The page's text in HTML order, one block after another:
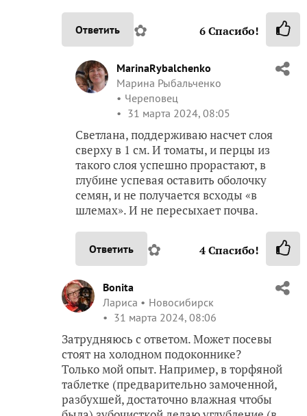
Ответить ✿ 6Спасибо!
MarinaRybalchenko
Марина Рыбальченко
Череповец
31 марта 2024, 08:05
Светлана, поддерживаю насчет слоя
сверху в 1 см. И томаты, и перцы из
такого слоя успешно прорастают, в
глубине успевая оставить оболочку
семян, и не получается всходы «в
шлемах». И не пересыхает почва.
Ответить ✿ 4Спасибо!
Bonita
Лариса
Новосибирск
31 марта 2024, 08:06
Затрудняюсь с ответом. Может посевы
стоят на холодном подоконнике?
Только мой опыт. Например, в торфяной
таблетке (предварительно замоченной,
разбухшей, достаточно влажная чтобы